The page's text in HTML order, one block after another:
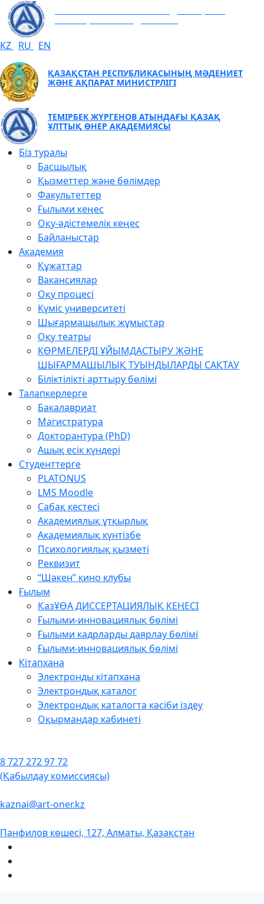
KZ RU EN
ҚАЗАҚСТАН РЕСПУБЛИКАСЫНЫҢ МӘДЕНИЕТ
ЖӘНЕ АҚПАРАТ МИНИСТРЛІГІ
ТЕМІРБЕК ЖҮРГЕНОВ АТЫНДАҒЫ ҚАЗАҚ
ҰЛТТЫҚ ӨНЕР АКАДЕМИЯСЫ
Біз туралы
Басшылық
Қызметтер және бөлімдер
Факультеттер
Ғылыми кеңес
Оқу-әдістемелік кеңес
Байланыстар
Академия
Құжаттар
Вакансиялар
Оқу процесі
Күміс университеті
Шығармашылық жұмыстар
Оқу театры
КӨРМЕЛЕРДІ ҰЙЫМДАСТЫРУ ЖӘНЕ
ШЫҒАРМАШЫЛЫҚ ТУЫНДЫЛАРДЫ САҚТАУ
Біліктілікті арттыру бөлімі
Талапкерлерге
Бакалавриат
Магистратура
Докторантура (PhD)
Ашық есік күндері
Студенттерге
PLATONUS
LMS Moodle
Сабақ кестесі
Академиялық ұтқырлық
Академиялық күнтізбе
Психологиялық қызметі
Реквизит
“Шәкен” кино клубы
Ғылым
ҚазҰӨА ДИССЕРТАЦИЯЛЫҚ КЕҢЕСІ
Ғылыми-инновациялық бөлімі
Ғылыми кадрларды даярлау бөлімі
Ғылыми-инновациялық бөлімі
Кітапхана
Электронды кітапхана
Электрондық каталог
Электрондық каталогта кәсіби іздеу
Оқырмандар кабинеті
8 727 272 97 72
(Қабылдау комиссиясы)
kaznai@art-oner.kz
Панфилов көшесі, 127, Алматы, Қазақстан